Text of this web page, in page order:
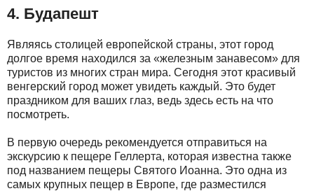
4. Будапешт
Являясь столицей европейской страны, этот город
долгое время находился за «железным занавесом» для
туристов из многих стран мира. Сегодня этот красивый
венгерский город может увидеть каждый. Это будет
праздником для ваших глаз, ведь здесь есть на что
посмотреть.
В первую очередь рекомендуется отправиться на
экскурсию к пещере Геллерта, которая известна также
под названием пещеры Святого Иоанна. Это одна из
самых крупных пещер в Европе, где разместился